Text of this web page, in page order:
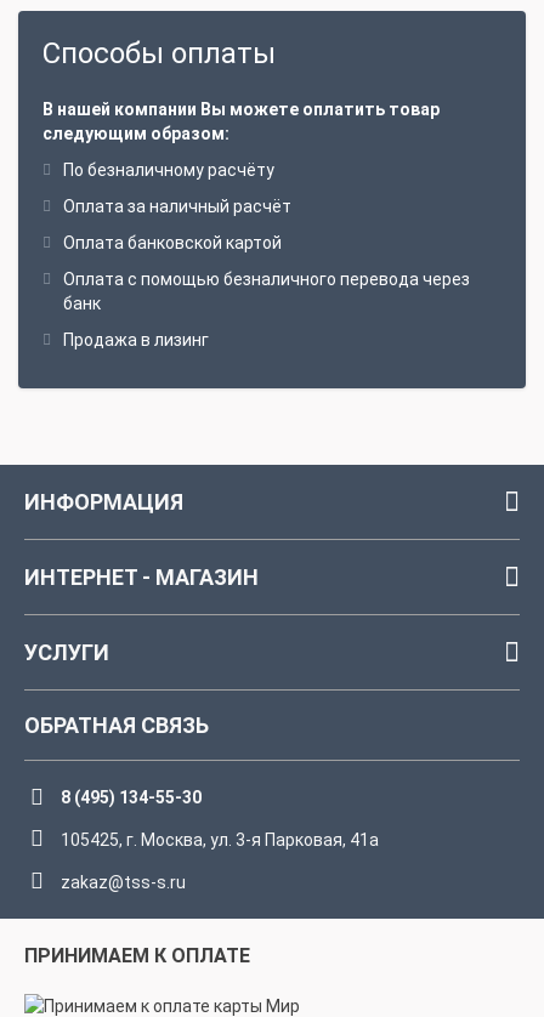
Способы оплаты
В нашей компании Вы можете оплатить товар
следующим образом:
По безналичному расчёту
Оплата за наличный расчёт
Оплата банковской картой
Оплата с помощью безналичного перевода через
банк
Продажа в лизинг
ИНФОРМАЦИЯ
ИНТЕРНЕТ - МАГАЗИН
УСЛУГИ
ОБРАТНАЯ СВЯЗЬ
8 (495) 134-55-30
105425, г. Москва, ул. 3-я Парковая, 41а
zakaz@tss-s.ru
ПРИНИМАЕМ К ОПЛАТЕ